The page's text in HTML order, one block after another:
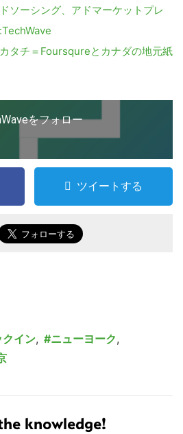
ソーシング、アドマーケットプレ
タチ＝Foursqureとカナダの地元紙
をフォロー
ツイートする
イン, ニューヨーク,
knowledge!